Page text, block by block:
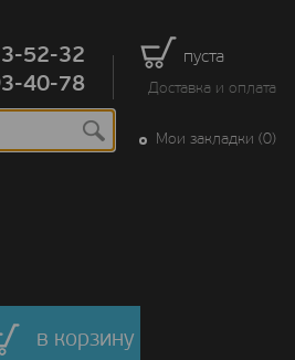
пуста
Доставка и оплата
52-32
40-78
Мои закладки (0)
в корзину